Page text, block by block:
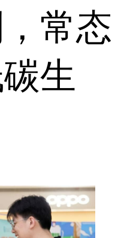
常态
生